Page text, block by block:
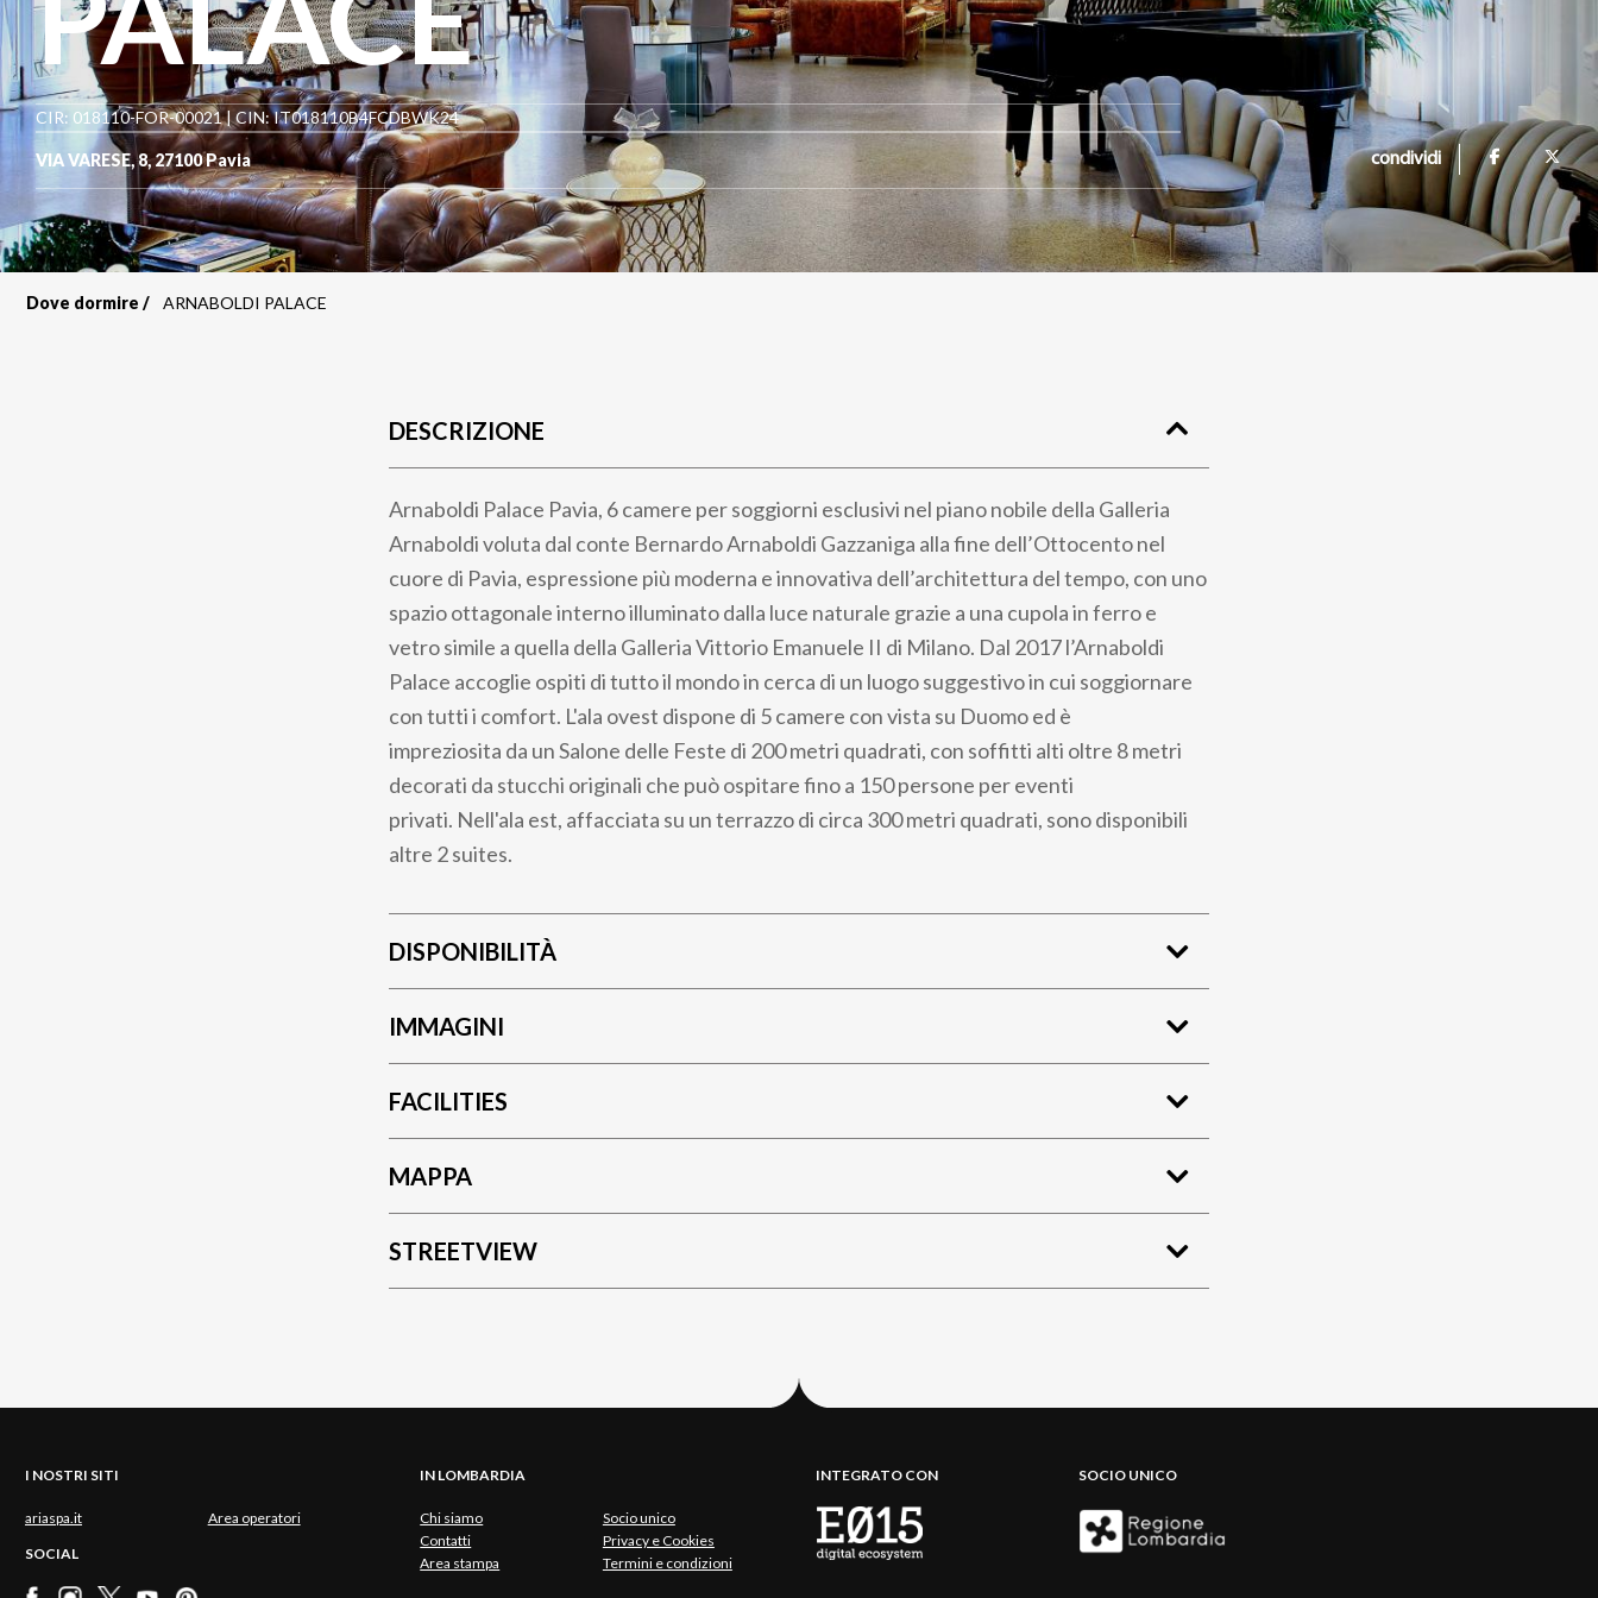
CIR: 018110-FOR-00021 | CIN: IT018110B4FCDBWK24
VIA VARESE, 8,27100Pavia condividi
Dove dormire ARNABOLDI PALACE
DESCRIZIONE
Arnaboldi Palace Pavia, 6 camere per soggiorni esclusivi nel piano nobile della Galleria
Arnaboldi voluta dal conte Bernardo Arnaboldi Gazzaniga alla fine dell’Ottocento nel
cuore di Pavia, espressione più moderna e innovativa dell’architettura del tempo, con uno
spazio ottagonale interno illuminato dalla luce naturale grazie a una cupola in ferro e
vetro simile a quella della Galleria Vittorio Emanuele II di Milano. Dal 2017 l’Arnaboldi
Palace accoglie ospiti di tutto il mondo in cerca di un luogo suggestivo in cui soggiornare
con tutti i comfort. L'ala ovest dispone di 5 camere con vista su Duomo ed è
impreziosita da un Salone delle Feste di 200 metri quadrati, con soffitti alti oltre 8 metri
decorati da stucchi originali che può ospitare fino a 150 persone per eventi
privati. Nell'ala est, affacciata su un terrazzo di circa 300 metri quadrati, sono disponibili
altre 2 suites.
DISPONIBILITÀ
IMMAGINI
FACILITIES
MAPPA
STREETVIEW
I NOSTRI SITI
ariaspa.it Area operatori
SOCIAL
IN LOMBARDIA
Chi siamo
Socio unico
Contatti
Privacy e Cookies
Area stampa
Termini e condizioni
INTEGRATO CON SOCIO UNICO